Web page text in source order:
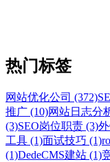
热门标签
网站优化公司 (372)
推广 (10)网站日志分
(3)SEO岗位职责 (3)
工具 (1)面试技巧 (1)
(1)DedeCMS建站 (1)